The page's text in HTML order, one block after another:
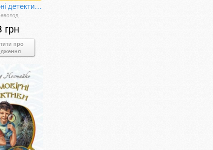
Неймовірні детективи. Частина 3
грн
про